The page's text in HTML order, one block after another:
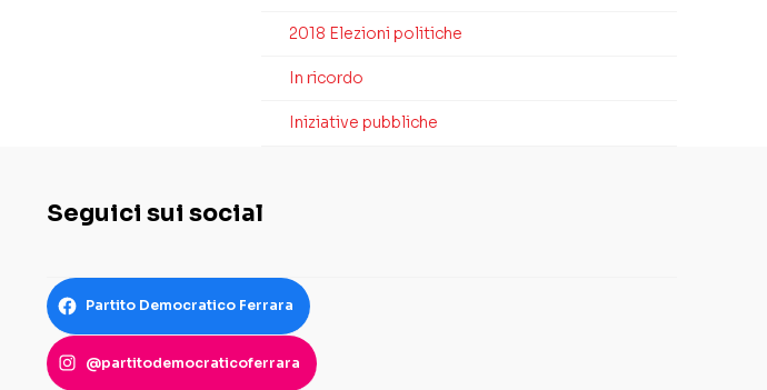
2018 Elezioni politiche
In ricordo
Iniziative pubbliche
Seguici sui social
Partito Democratico Ferrara
@partitodemocraticoferrara